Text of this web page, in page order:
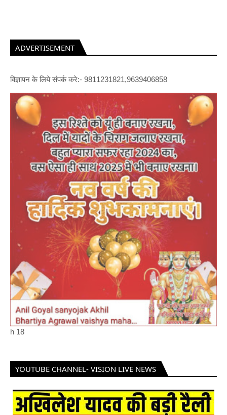
ADVERTISEMENT
विज्ञापन के लिये संपर्क करे:- 9811231821,9639406858
h 18
YOUTUBE CHANNEL- VISION LIVE NEWS